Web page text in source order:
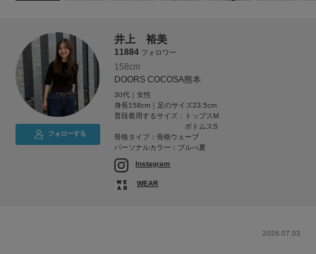
フォローする
井上 裕美
11884 フォロワー
158cm
DOORS COCOSA熊本
30代｜女性
身長158cm｜足のサイズ23.5cm
普段着用するサイズ：
トップスM
ボトムスS
骨格タイプ：骨格ウェーブ
パーソナルカラー：ブルべ夏
Instagram
WEAR
2026.07.03